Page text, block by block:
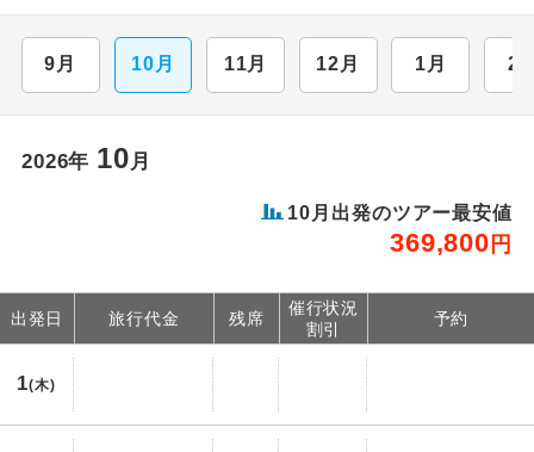
9月 10月 11月 12月 1月 2
2026年 10 月
10月出発のツアー最安値
369,800 円
出発日 旅行代金 残席
催行状況
割引
予約
1(木)